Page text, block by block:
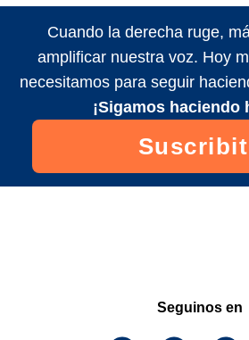
Cuando la derecha ruge,
amplificar nuestra voz. Hoy
necesitamos para seguir
¡Sigamos haciendo
Seguinos en